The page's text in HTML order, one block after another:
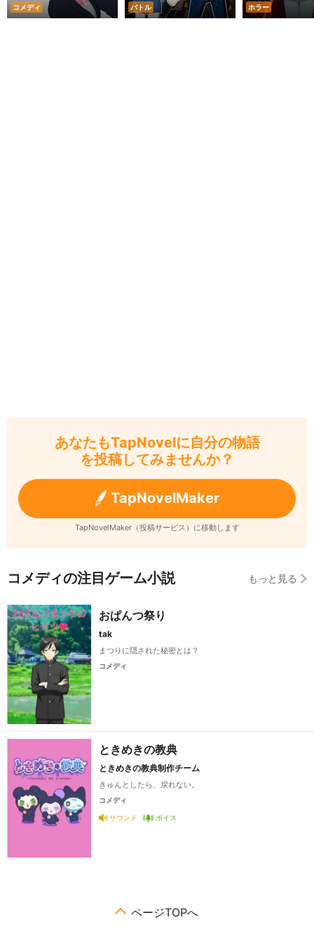
コメディ バトル ホラー
あなたもTapNovelに自分の物語
を投稿してみませんか？
TapNovelMaker
TapNovelMaker（投稿サービス）に移動します
コメディの注目ゲーム小説 もっと見る
おぱんつ祭り
tak
まつりに隠された秘密とは？
コメディ
ときめきの教典
ときめきの教典制作チーム
きゅんとしたら、戻れない。
コメディ
サウンド ボイス
ページTOPへ